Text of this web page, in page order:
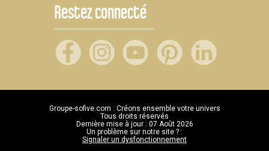
Restez connecté
Groupe-sofive.com : Créons ensemble votre univers
Tous droits réservés
Dernière mise à jour : 07 Août 2026
Un problème sur notre site ? :
Signaler un dysfonctionnement